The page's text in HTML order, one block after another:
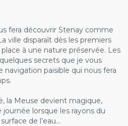
fera découvrir Stenay comme
ville disparaît dès les premiers
à une nature préservée. Les
secrets que je vous
navigation paisible qui nous fera
la Meuse devient magique,
lorsque les rayons du
de l’eau…